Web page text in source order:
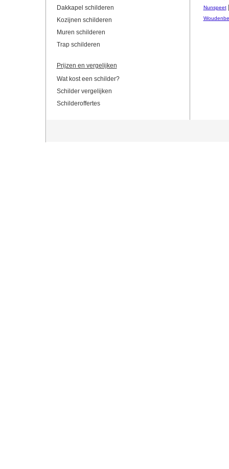
Dakkapel schilderen
Kozijnen schilderen
Muren schilderen
Trap schilderen
Prijzen en vergelijken
Wat kost een schilder?
Schilder vergelijken
Schilderoffertes
Nunspeet